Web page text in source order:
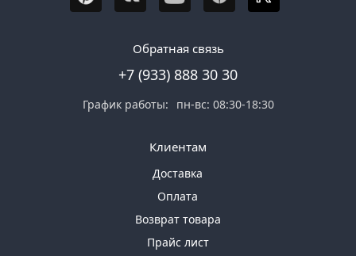
Обратная связь
+7 (933) 888 30 30
График работы: пн-вс: 08:30-18:30
Клиентам
Доставка
Оплата
Возврат товара
Прайс лист